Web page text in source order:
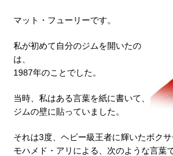
マット・フューリーです。
私が初めて自分のジムを開いたの
は、
1987年のことでした。
当時、私はある言葉を紙に書いて、
ジムの壁に貼っていました。
それは3度、ヘビー級王者に輝いたボクサ
モハメド・アリによる、次のような言葉